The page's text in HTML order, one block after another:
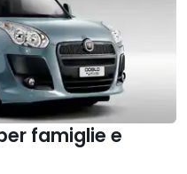
famiglie e